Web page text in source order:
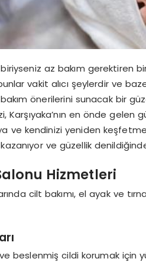
az bakım gerektiren
vakit alıcı şeylerdir ve
önerilerini sunacak bir
Karşıyaka’nın en önde
ve kendinizi yeniden
ve güzellik
Hizmetleri
cilt bakımı, el ayak ve
ve beslenmiş cildi korumak için